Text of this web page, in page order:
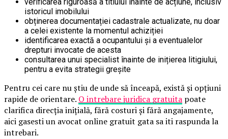
verificarea riguroasă a titlului înainte de acțiune, inclusiv
istoricul imobilului
obținerea documentației cadastrale actualizate, nu doar
a celei existente la momentul achiziției
identificarea exactă a ocupantului și a eventualelor
drepturi invocate de acesta
consultarea unui specialist înainte de inițierea litigiului,
pentru a evita strategii greșite
Pentru cei care nu știu de unde să înceapă, există și opțiuni
rapide de orientare. O intrebare juridica gratuita poate
clarifica direcția inițială, fără costuri și fără angajamente,
aici gasesti un avocat online gratuit gata sa iti raspunda la
intrebari.